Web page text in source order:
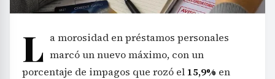
L a morosidad en préstamos personales
marcó un nuevo máximo, con un
porcentaje de impagos que rozó el 15,9% en